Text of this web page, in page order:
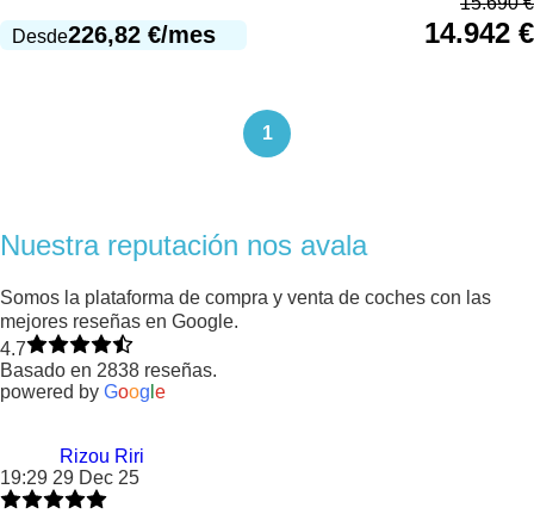
Desde226,82 €/mes 14.942 €
1
Nuestra reputación nos avala
Somos la plataforma de compra y venta de coches con las
mejores reseñas en Google.
4.7
Basado en 2838 reseñas.
powered by Goog e
Rizou Riri
19:29 29 Dec 25